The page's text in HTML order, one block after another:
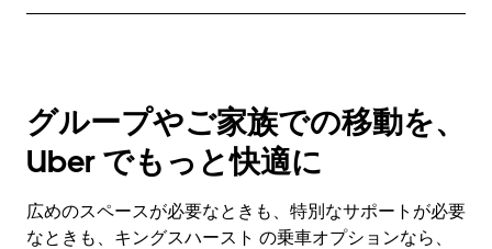
グループやご家族での移動を、
Uber でもっと快適に
広めのスペースが必要なときも、特別なサポートが必要
なときも、キングスハースト の乗車オプションなら、